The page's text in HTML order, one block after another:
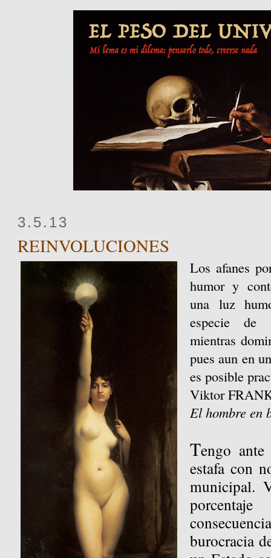
3.5.13
REINVOLUCIONES
Los afanes
humor y
una luz
especie de
mientras
pues aun en
es posible
Viktor
El hombre en
Tengo
estafa con
municipal.
burocracia